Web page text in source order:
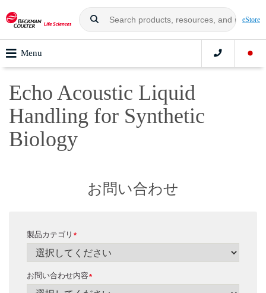
eStore
Menu
Echo Acoustic Liquid
Handling for Synthetic
Biology
お問い合わせ
*
製品カテゴリ
*
お問い合わせ内容